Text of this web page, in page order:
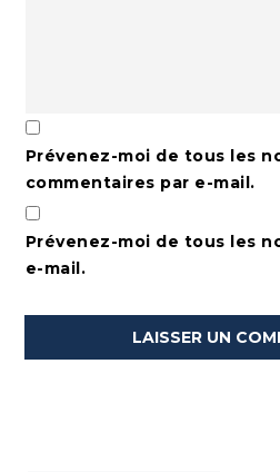
Prévenez-moi de tous les
commentaires par e-mail.
Prévenez-moi de tous les
e-mail.